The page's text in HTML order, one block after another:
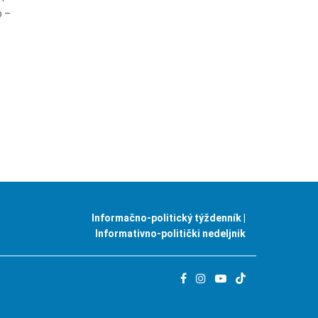
–
Informačno-politický týždenník |
Informativno-politički nedeljnik